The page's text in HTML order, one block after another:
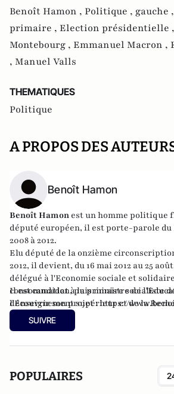
Benoît Hamon , Politique , gauche ,
primaire , Election présidentielle ,
Montebourg , Emmanuel Macron ,
, Manuel Valls
THEMATIQUES
Politique
A PROPOS DES
Benoît Hamon
Benoît Hamon est un homme politique
député européen, il est porte-parole
2008 à 2012.
Elu député de la onzième
2012, il devient, du 16 mai 2012 au 25
délégué à l'Economie sociale et
consommation, puis ministre de
l'Enseignement supérieur et de la
Il est candidat à la primaire socialiste de
découvrir son projet :https://
SUIVRE
POPULAIRES